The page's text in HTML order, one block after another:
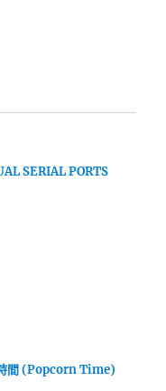
SERIAL PORTS
間 (Popcorn Time)